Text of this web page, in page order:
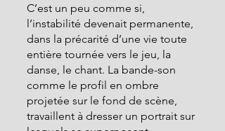
C’est un peu comme si,
l’instabilité devenait permanente,
dans la précarité d’une vie toute
entière tournée vers le jeu, la
danse, le chant. La bande-son
comme le profil en ombre
projetée sur le fond de scène,
travaillent à dresser un portrait sur